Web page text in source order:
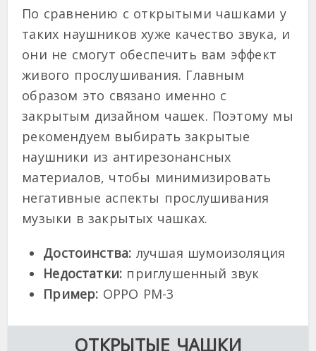
По сравнению с открытыми чашками у
таких наушников хуже качество звука, и
они не смогут обеспечить вам эффект
живого прослушивания. Главным
образом это связано именно с
закрытым дизайном чашек. Поэтому мы
рекомендуем выбирать закрытые
наушники из антирезонансных
материалов, чтобы минимизировать
негативные аспекты прослушивания
музыки в закрытых чашках.
Достоинства: лучшая шумоизоляция
Недостатки: приглушенный звук
Пример: OPPO PM-3
ОТКРЫТЫЕ ЧАШКИ